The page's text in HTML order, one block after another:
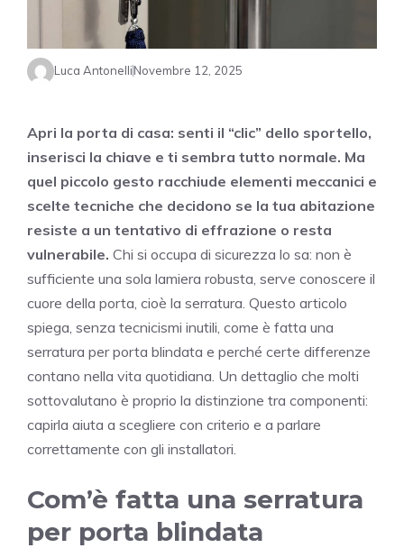
Luca AntonelliNovembre 12, 2025
Apri la porta di casa: senti il “clic” dello sportello,
inserisci la chiave e ti sembra tutto normale. Ma
quel piccolo gesto racchiude elementi meccanici e
scelte tecniche che decidono se la tua abitazione
resiste a un tentativo di effrazione o resta
vulnerabile. Chi si occupa di sicurezza lo sa: non è
sufficiente una sola lamiera robusta, serve conoscere il
cuore della porta, cioè la serratura. Questo articolo
spiega, senza tecnicismi inutili, come è fatta una
serratura per porta blindata e perché certe differenze
contano nella vita quotidiana. Un dettaglio che molti
sottovalutano è proprio la distinzione tra componenti:
capirla aiuta a scegliere con criterio e a parlare
correttamente con gli installatori.
Com’è fatta una serratura
per porta blindata